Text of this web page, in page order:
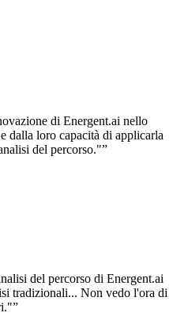
di Energent.ai nello
dalla loro capacità di applicarla
del percorso."”
del percorso di Energent.ai
tradizionali... Non vedo l'ora di
”